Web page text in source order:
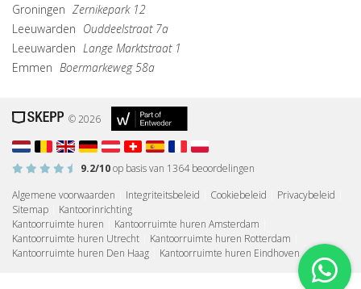
Groningen Zernikepark 12
Leeuwarden Ouddeelstraat 7a
Leeuwarden Lange Marktstraat 1
Emmen Boermarkeweg 58a
© 2026
9.2/10op basis van 1364beoordelingen
Algemene voorwaarden
Integriteitsbeleid Cookiebeleid Privacybeleid
Sitemap
Kantoorinrichting
Kantoorruimte huren
Kantoorruimte huren Amsterdam
Kantoorruimte huren Utrecht
Kantoorruimte huren Rotterdam
Kantoorruimte huren Den Haag
Kantoorruimte huren Eindhoven